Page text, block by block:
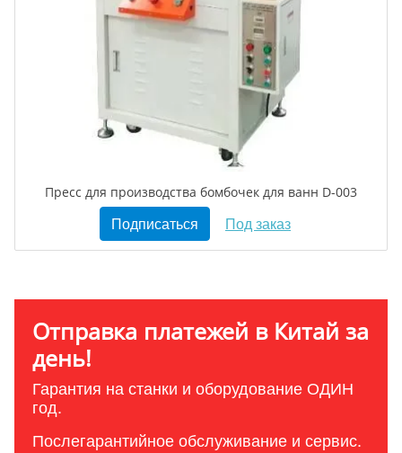
Пресс для производства бомбочек для ванн D-003
Подписаться Под заказ
Отправка платежей в Китай за
день!
Гарантия на станки и оборудование ОДИН
год.
Послегарантийное обслуживание и сервис.